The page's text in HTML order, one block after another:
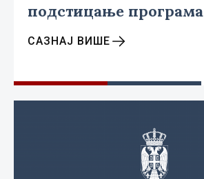
подстицање програма
САЗНАЈ ВИШЕ